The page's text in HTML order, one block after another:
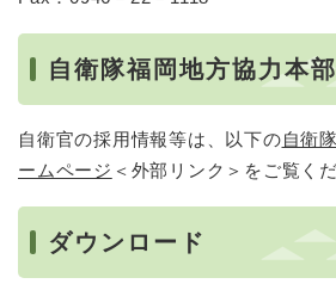
自衛隊福岡地方協力本
自衛官の採用情報等は、以下の自衛
ームページ ＜外部リンク＞ をご覧く
ダウンロード